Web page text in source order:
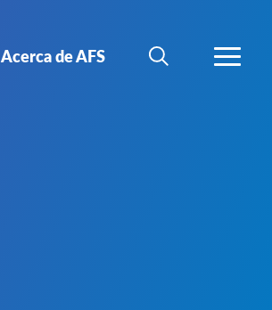
Acerca de AFS
BÚSQUEDA
MÁS